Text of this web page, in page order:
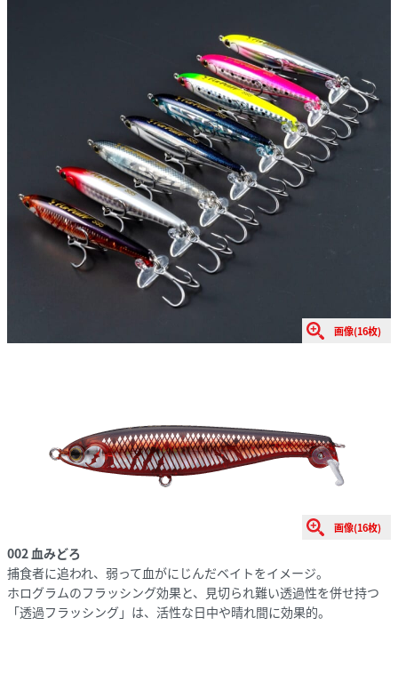
画像(16枚)
画像(16枚)
002 血みどろ
捕食者に追われ、弱って血がにじんだベイトをイメージ。
ホログラムのフラッシング効果と、見切られ難い透過性を併せ持つ
「透過フラッシング」は、活性な日中や晴れ間に効果的。